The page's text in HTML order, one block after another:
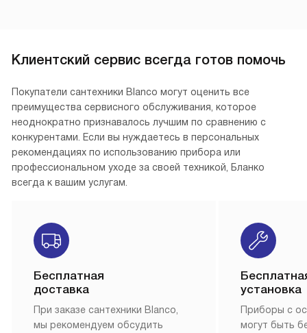
Клиентский сервис всегда готов помочь
Покупатели сантехники Blanco могут оценить все
преимущества сервисного обслуживания, которое
неоднократно признавалось лучшим по сравнению с
конкурентами. Если вы нуждаетесь в персональных
рекомендациях по использованию прибора или
профессиональном уходе за своей техникой, Бланко
всегда к вашим услугам.
Бесплатная
доставка
При заказе сантехники Blanco,
мы рекомендуем обсудить
установка
Приборы с
могут быть